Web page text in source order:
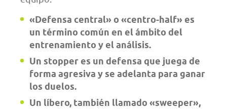
«Defensa central» o «centro-half» es
un término común en el ámbito del
entrenamiento y el análisis.
Un stopper es un defensa que juega de
forma agresiva y se adelanta para ganar
los duelos.
Un líbero, también llamado «sweeper»,